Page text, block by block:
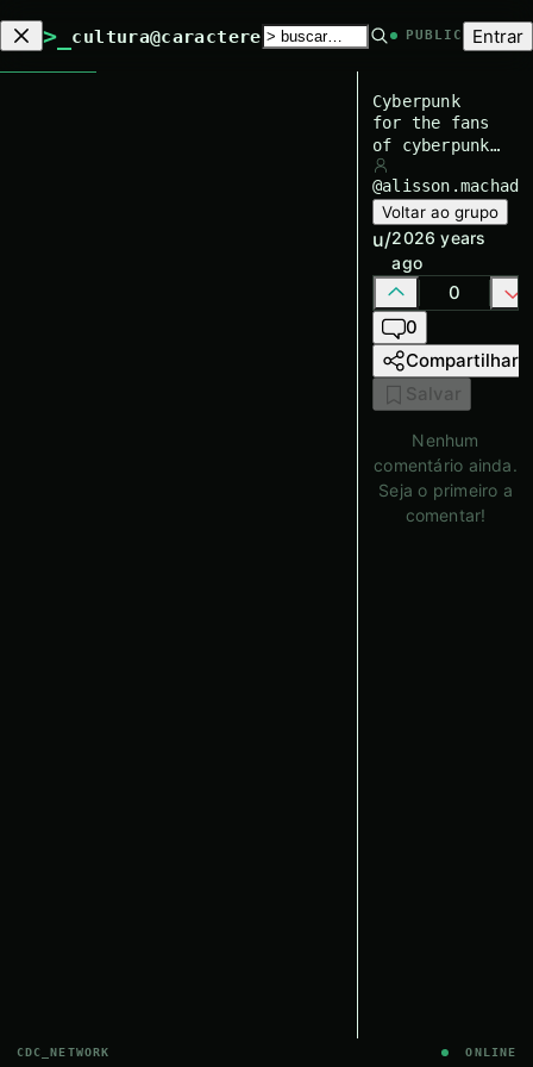
>_ cultura@caractere PUBLIC Entrar
Cyberpunk
for the fans
of cyberpunk
genre
@alisson.machado
Voltar ao grupo
u/2026 years
ago
0
0
Compartilhar
Salvar
Nenhum
comentário ainda.
Seja o primeiro a
comentar!
CDC_NETWORK ONLINE